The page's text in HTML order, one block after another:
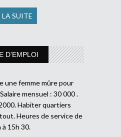
LA SUITE
D’EMPLOI
une femme mûre pour
mensuel : 30 000 .
Habiter quartiers
Heures de service de
à 15h 30.